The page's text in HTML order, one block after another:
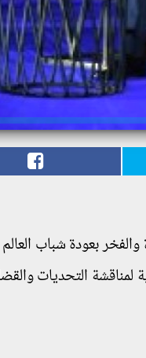
بعودة شباب العالم
لمناقشة التحديات